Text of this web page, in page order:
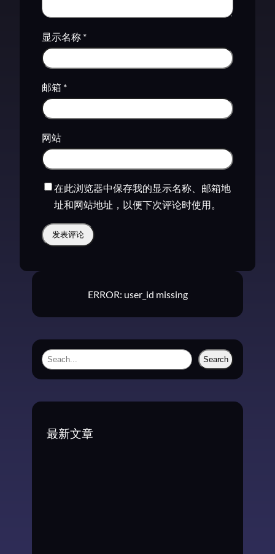
显示名称 *
邮箱 *
网站
在此浏览器中保存我的显示名称、邮箱地
址和网站地址，以便下次评论时使用。
ERROR: user_id missing
S
Search
最新文章